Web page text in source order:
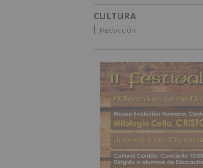
CULTURA
Redacción